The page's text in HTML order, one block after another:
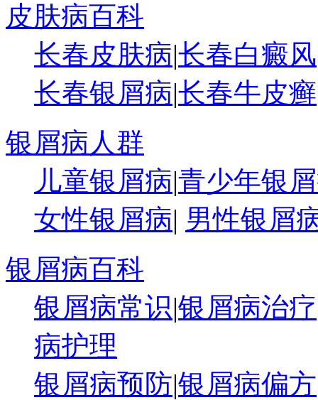
皮肤病百科
长春皮肤病|长春白癜风
长春银屑病|长春牛皮癣
银屑病人群
儿童银屑病|青少年银
女性银屑病| 男性银屑
银屑病百科
银屑病常识|银屑病治疗
病护理
银屑病预防|银屑病偏方